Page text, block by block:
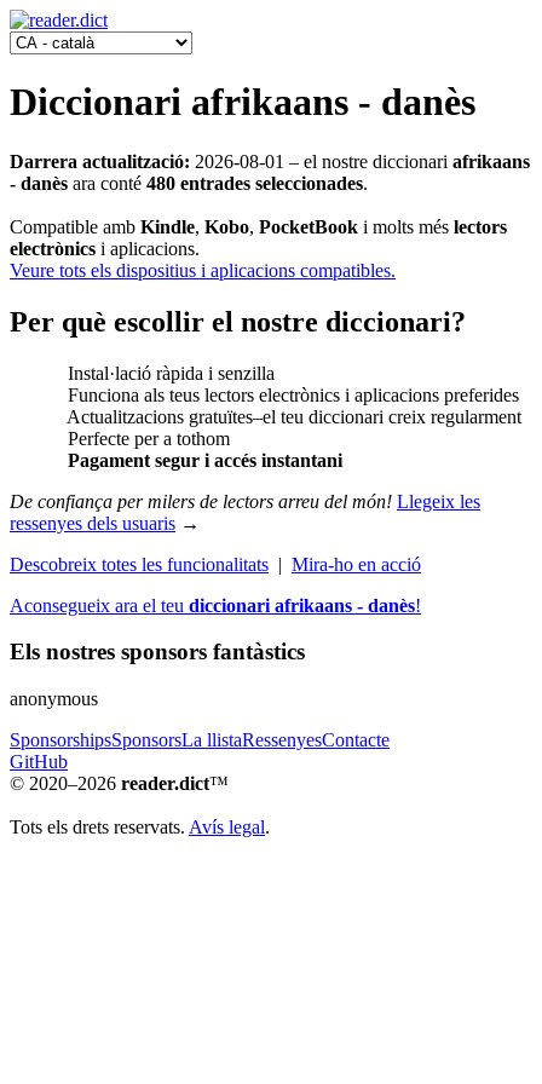
Diccionari afrikaans - danès
Darrera actualització: 2026-08-01 ‒ el nostre diccionari afrikaans
- danès ara conté 480 entrades seleccionades.
Compatible amb Kindle, Kobo, PocketBook i molts més lectors
electrònics i aplicacions.
Veure tots els dispositius i aplicacions compatibles.
Per què escollir el nostre diccionari?
Instal·lació ràpida i senzilla
Funciona als teus lectors electrònics i aplicacions preferides
Actualitzacions gratuïtes‒el teu diccionari creix regularment
Perfecte per a tothom
Pagament segur i accés instantani
De confiança per milers de lectors arreu del món! Llegeix les
ressenyes dels usuaris →
Descobreix totes les funcionalitats | Mira-ho en acció
Aconsegueix ara el teu diccionari afrikaans - danès!
Els nostres sponsors fantàstics
anonymous
SponsorshipsSponsorsLa llistaRessenyesContacte
GitHub
© 2020–2026 reader.dict™
Tots els drets reservats. Avís legal.